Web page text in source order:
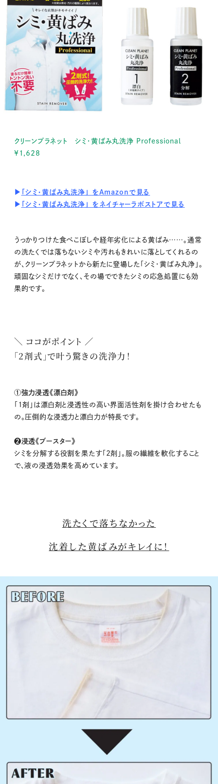
クリーンプラネット シミ・黄ばみ丸洗浄 Professional
¥1,628
▶ 「シミ・黄ばみ丸洗浄」 をAmazonで見る
▶ 「シミ・黄ばみ丸洗浄」 をネイチャーラボストアで見る
うっかりつけた食べこぼしや経年劣化による黄ばみ……。通常
の洗たくでは落ちないシミや汚れもきれいに落としてくれるの
が、クリーンプラネットから新たに登場した「シミ・黄ばみ丸浄」。
頑固なシミだけでなく、その場でできたシミの応急処置にも効
果的です。
＼ ココがポイント ／
「2剤式」で叶う驚きの洗浄力！
①強力浸透《漂白剤》
「1剤」は漂白剤と浸透性の高い界面活性剤を掛け合わせたも
の。圧倒的な浸透力と漂白力が特長です。
❷浸透《ブースター》
シミを分解する役割を果たす「2剤」。服の繊維を軟化すること
で、液の浸透効果を高めています。
洗たくで落ちなかった
沈着した黄ばみがキレイに！